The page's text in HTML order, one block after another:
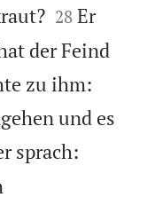

28 Er
der Feind
zu ihm:
und es
sprach: